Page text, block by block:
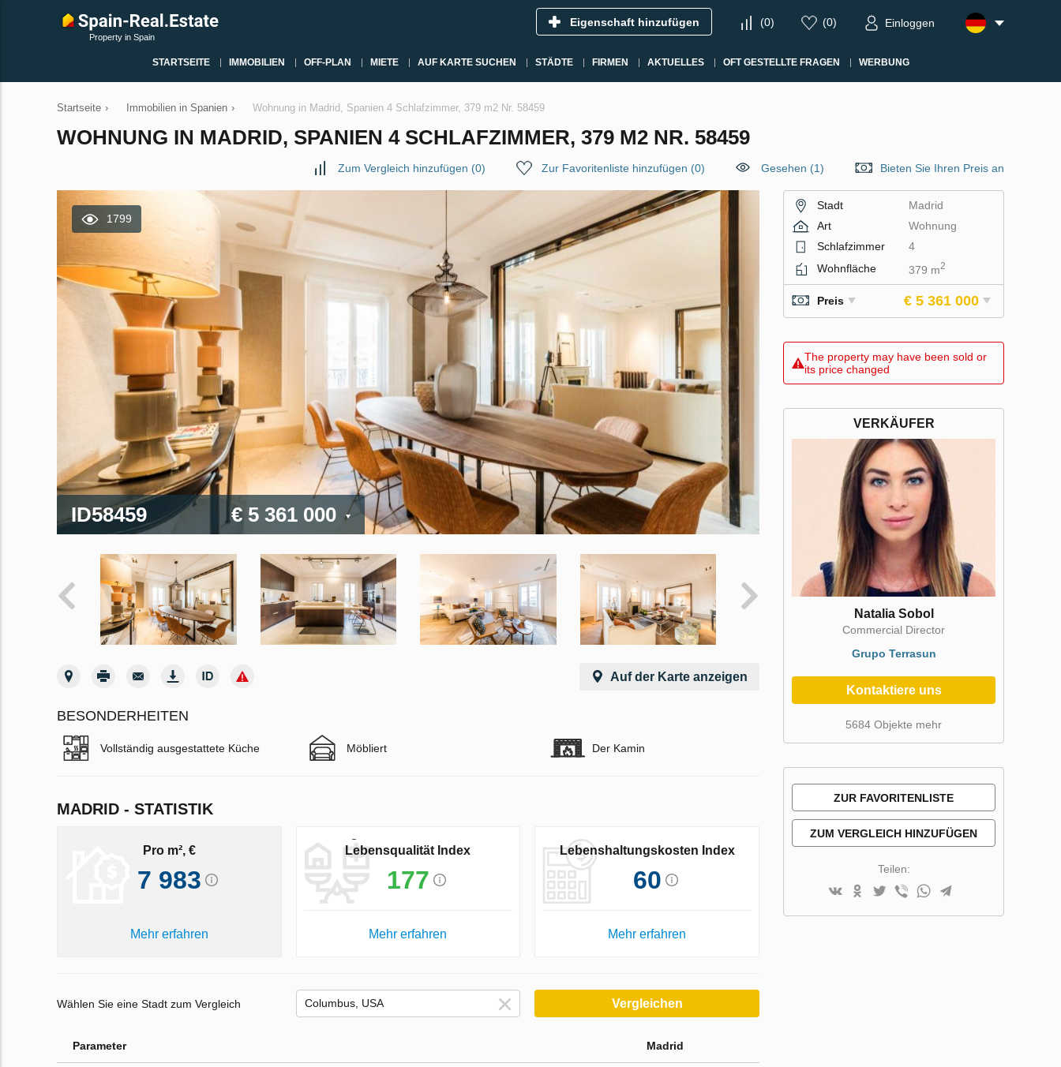
Property in Spain
Eigenschaft hinzufügen (0) (0) Einloggen
STARTSEITE IMMOBILIEN OFF-PLAN MIETE AUF KARTE SUCHEN STÄDTE FIRMEN AKTUELLES OFT GESTELLTE FRAGEN WERBUNG
Startseite › Immobilien in Spanien › Wohnung in Madrid, Spanien 4 Schlafzimmer, 379 m2 Nr. 58459
WOHNUNG IN MADRID, SPANIEN 4 SCHLAFZIMMER, 379 M2 NR. 58459
Zum Vergleich hinzufügen (0) Zur Favoritenliste hinzufügen (0) Gesehen (1) Bieten Sie Ihren Preis an
1799
ID58459 € 5 361 000
Auf der Karte anzeigen
BESONDERHEITEN
Vollständig ausgestattete Küche Möbliert Der Kamin
MADRID - STATISTIK
Pro m², €
7 983
Mehr erfahren
Lebensqualität Index
177
Mehr erfahren
Lebenshaltungskosten Index
60
Mehr erfahren
Wählen Sie eine Stadt zum Vergleich Vergleichen
Parameter Madrid
Stadt
Madrid
Art
Wohnung
Schlafzimmer
4
Wohnfläche
379 m2
Preis € 5 361 000
The property may have been sold or
its price changed
VERKÄUFER
Natalia Sobol
Commercial Director
Grupo Terrasun
Kontaktiere uns
5684 Objekte mehr
ZUR FAVORITENLISTE
ZUM VERGLEICH HINZUFÜGEN
Teilen: